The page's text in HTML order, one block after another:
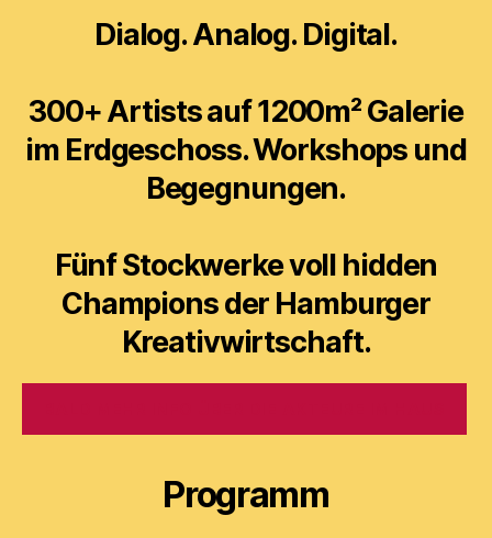
Dialog. Analog. Digital.
300+ Artists auf 1200m² Galerie
im Erdgeschoss. Workshops und
Begegnungen.
Fünf Stockwerke voll hidden
Champions der Hamburger
Kreativwirtschaft.
Programm